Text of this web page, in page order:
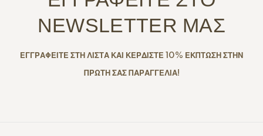
NEWSLETTER ΜΑΣ
ΕΓΓΡΑΦΕΙΤΕ ΣΤΗ ΛΙΣΤΑ ΚΑΙ ΚΕΡΔΙΣΤΕ 10% ΕΚΠΤΩΣΗ ΣΤΗΝ
ΠΡΩΤΗ ΣΑΣ ΠΑΡΑΓΓΕΛΙΑ!